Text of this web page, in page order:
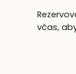
včas,